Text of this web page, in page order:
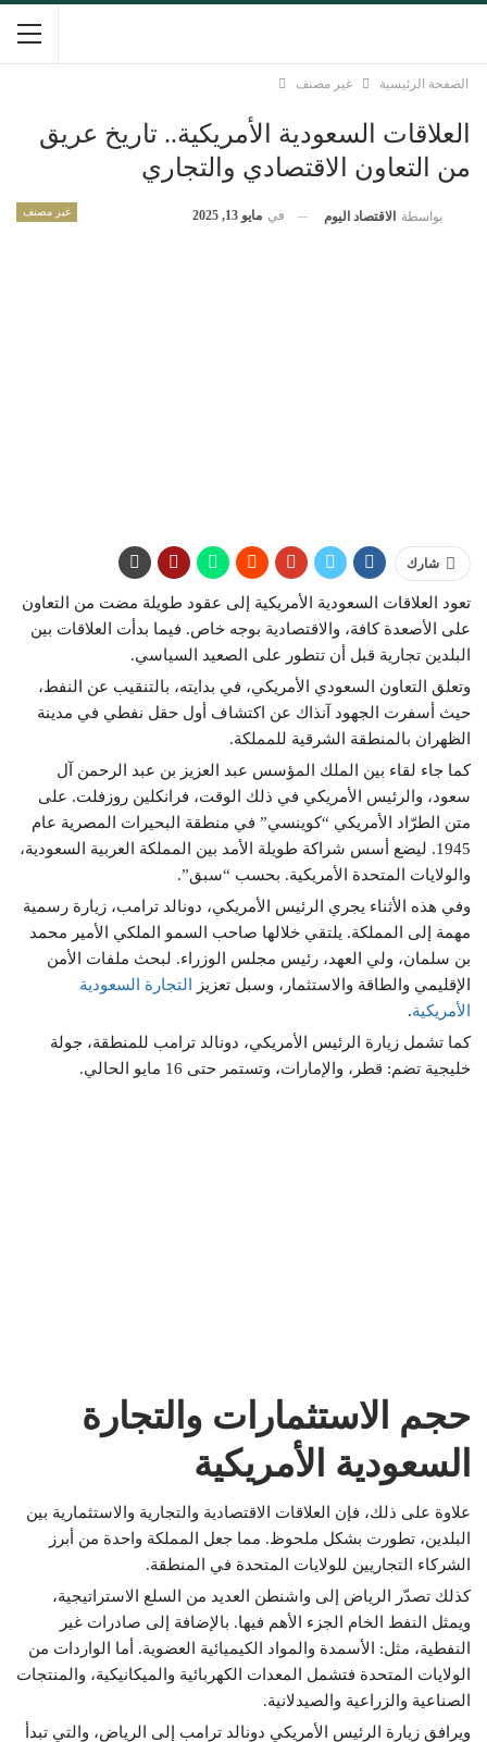
الصفحة الرئيسية غير مصنف
العلاقات السعودية الأمريكية.. تاريخ عريق
من التعاون الاقتصادي والتجاري
غير مصنف بواسطة الاقتصاد اليوم في مايو 13, 2025
شارك
تعود العلاقات السعودية الأمريكية إلى عقود طويلة مضت من التعاون
على الأصعدة كافة، والاقتصادية بوجه خاص. فيما بدأت العلاقات بين
البلدين تجارية قبل أن تتطور على الصعيد السياسي.
وتعلق التعاون السعودي الأمريكي، في بدايته، بالتنقيب عن النفط،
حيث أسفرت الجهود آنذاك عن اكتشاف أول حقل نفطي في مدينة
الظهران بالمنطقة الشرقية للمملكة.
كما جاء لقاء بين الملك المؤسس عبد العزيز بن عبد الرحمن آل
سعود، والرئيس الأمريكي في ذلك الوقت، فرانكلين روزفلت. على
متن الطرّاد الأمريكي “كوينسي” في منطقة البحيرات المصرية عام
1945. ليضع أسس شراكة طويلة الأمد بين المملكة العربية السعودية،
والولايات المتحدة الأمريكية. بحسب “سبق”.
وفي هذه الأثناء يجري الرئيس الأمريكي، دونالد ترامب، زيارة رسمية
مهمة إلى المملكة. يلتقي خلالها صاحب السمو الملكي الأمير محمد
بن سلمان، ولي العهد، رئيس مجلس الوزراء. لبحث ملفات الأمن
الإقليمي والطاقة والاستثمار، وسبل تعزيز
التجارة السعودية
الأمريكية.
كما تشمل زيارة الرئيس الأمريكي، دونالد ترامب للمنطقة، جولة
خليجية تضم: قطر، والإمارات، وتستمر حتى 16 مايو الحالي.
حجم الاستثمارات والتجارة
السعودية الأمريكية
علاوة على ذلك، فإن العلاقات الاقتصادية والتجارية والاستثمارية بين
البلدين، تطورت بشكل ملحوظ. مما جعل المملكة واحدة من أبرز
الشركاء التجاريين للولايات المتحدة في المنطقة.
كذلك تصدّر الرياض إلى واشنطن العديد من السلع الاستراتيجية،
ويمثل النفط الخام الجزء الأهم فيها. بالإضافة إلى صادرات غير
النفطية، مثل: الأسمدة والمواد الكيميائية العضوية. أما الواردات من
الولايات المتحدة فتشمل المعدات الكهربائية والميكانيكية، والمنتجات
الصناعية والزراعية والصيدلانية.
ويرافق زيارة الرئيس الأمريكي دونالد ترامب إلى الرياض، والتي تبدأ